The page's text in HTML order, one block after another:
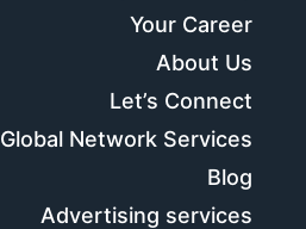
Your Career
About Us
Let’s Connect
Global Network Services
Blog
Advertising services